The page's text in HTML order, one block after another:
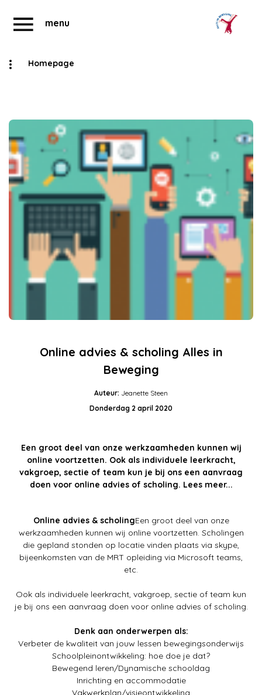
menu
Homepage
Online advies & scholing Alles in
Beweging
Auteur: Jeanette Steen
Donderdag 2 april 2020
Een groot deel van onze werkzaamheden kunnen wij
online voortzetten. Ook als individuele leerkracht,
vakgroep, sectie of team kun je bij ons een aanvraag
doen voor online advies of scholing. Lees meer...
Online advies & scholingEen groot deel van onze
werkzaamheden kunnen wij online voortzetten. Scholingen
die gepland stonden op locatie vinden plaats via skype,
bijeenkomsten van de MRT opleiding via Microsoft teams,
etc.
Ook als individuele leerkracht, vakgroep, sectie of team kun
je bij ons een aanvraag doen voor online advies of scholing.
Denk aan onderwerpen als:
Verbeter de kwaliteit van jouw lessen bewegingsonderwijs
Schoolpleinontwikkeling: hoe doe je dat?
Bewegend leren/Dynamische schooldag
Inrichting en accommodatie
Vakwerkplan/visieontwikkeling